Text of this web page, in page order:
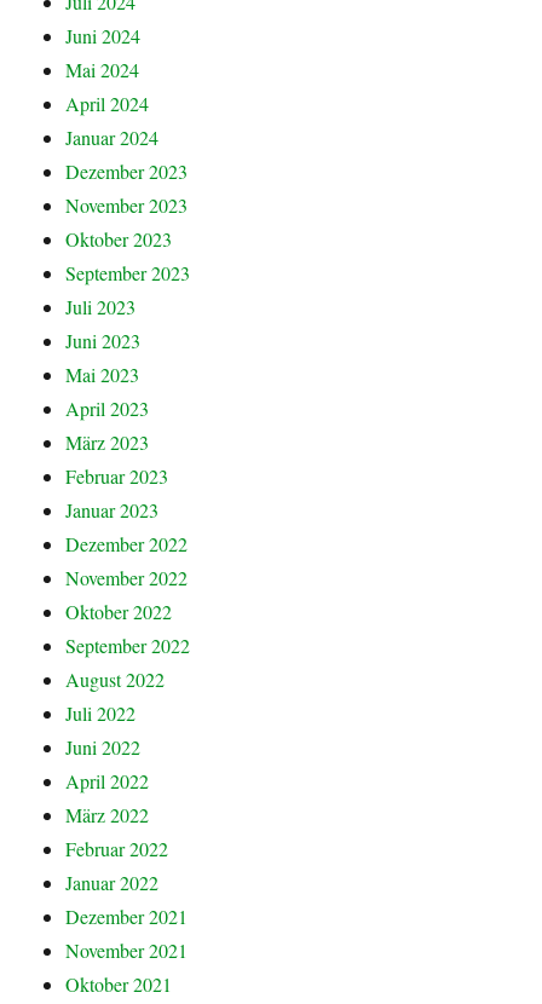
Juni 2024
Mai 2024
April 2024
Januar 2024
Dezember 2023
November 2023
Oktober 2023
September 2023
Juli 2023
Juni 2023
Mai 2023
April 2023
März 2023
Februar 2023
Januar 2023
Dezember 2022
November 2022
Oktober 2022
September 2022
August 2022
Juli 2022
Juni 2022
April 2022
März 2022
Februar 2022
Januar 2022
Dezember 2021
November 2021
Oktober 2021